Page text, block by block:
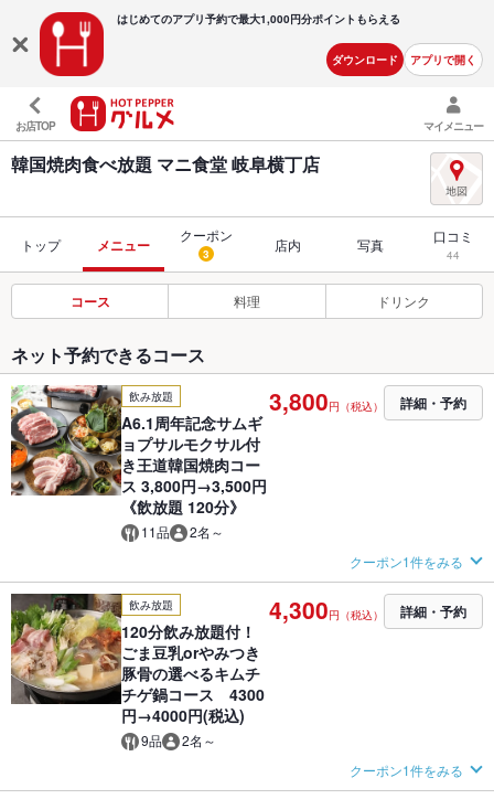
はじめてのアプリ予約で最大1,000円分ポイントもらえる
ダウンロード アプリで開く
お店TOP マイメニュー
韓国焼肉食べ放題 マニ食堂 岐阜横丁店
トップ メニュー
クーポン
3 店内 写真 口コミ
44
コース 料理 ドリンク
ネット予約できるコース
飲み放題
A6.1周年記念サムギ
ョプサルモクサル付
き王道韓国焼肉コー
ス 3,800円→3,500円
《飲放題 120分》
11品 2名～
3,800円（税込） 詳細・予約
クーポン1件をみる
飲み放題
120分飲み放題付！
ごま豆乳orやみつき
豚骨の選べるキムチ
チゲ鍋コース 4300
円→4000円(税込)
9品 2名～
4,300円（税込） 詳細・予約
クーポン1件をみる